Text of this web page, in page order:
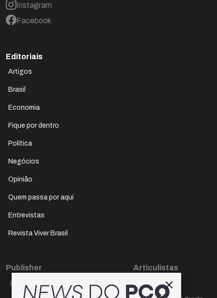
Instagram
Facebook
Editoriais
Artigos
Brasil
Economia
Fique por dentro
Política
Negócios
Opinião
Quem passa por aqui
Entrevistas
Revista Viver Brasil
Publisher
Paulo Cesar de Oliveira
Articulistas
Décio Freire